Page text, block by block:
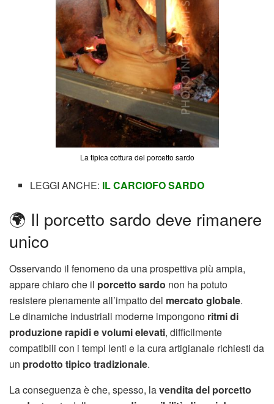
La tipica cottura del porcetto sardo
LEGGI ANCHE: IL CARCIOFO SARDO
🌍 Il porcetto sardo deve rimanere
unico
Osservando il fenomeno da una prospettiva più ampia,
appare chiaro che il porcetto sardo non ha potuto
resistere pienamente all’impatto del mercato globale.
Le dinamiche industriali moderne impongono ritmi di
produzione rapidi e volumi elevati, difficilmente
compatibili con i tempi lenti e la cura artigianale richiesti da
un prodotto tipico tradizionale.
La conseguenza è che, spesso, lavendita del porcetto